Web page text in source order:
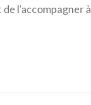
de l'accompagner à